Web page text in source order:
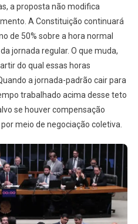
a proposta não modifica
A Constituição continuará
de 50% sobre a hora normal
jornada regular. O que muda,
do qual essas horas
a jornada-padrão cair para
trabalhado acima desse teto
se houver compensação
meio de negociação coletiva.